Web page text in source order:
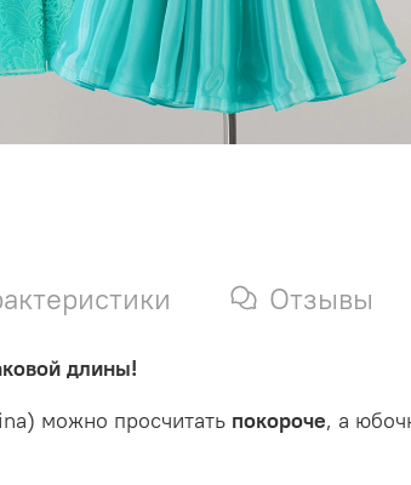
Отзывы
длины!
можно просчитать покороче, а